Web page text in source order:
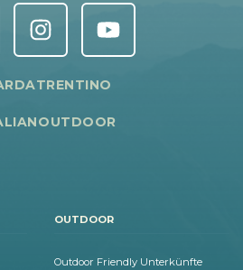
OUTDOOR
Outdoor Friendly Unterkünfte